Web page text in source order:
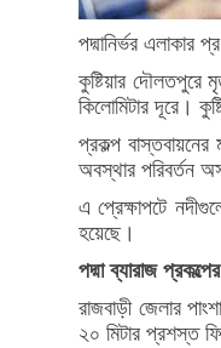
পদ্মানির্ভর এলাকার
কুষ্টিয়ার দৌলতপুরে
কিলোমিটার দূরে।
প্রকল্প বাস্তবায়নের
অবস্থার পরিবর্তন
এ প্রেক্ষাপটে
হয়েছে।
পদ্মা ব্যারাজ
রাজবাড়ী জেলার
২০ মিটার প্রশস্ত